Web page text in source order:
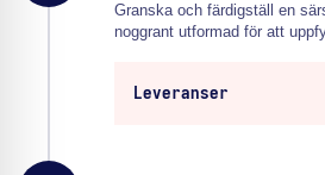
Granska och färdigställ en
noggrant utformad för att
Leveranser